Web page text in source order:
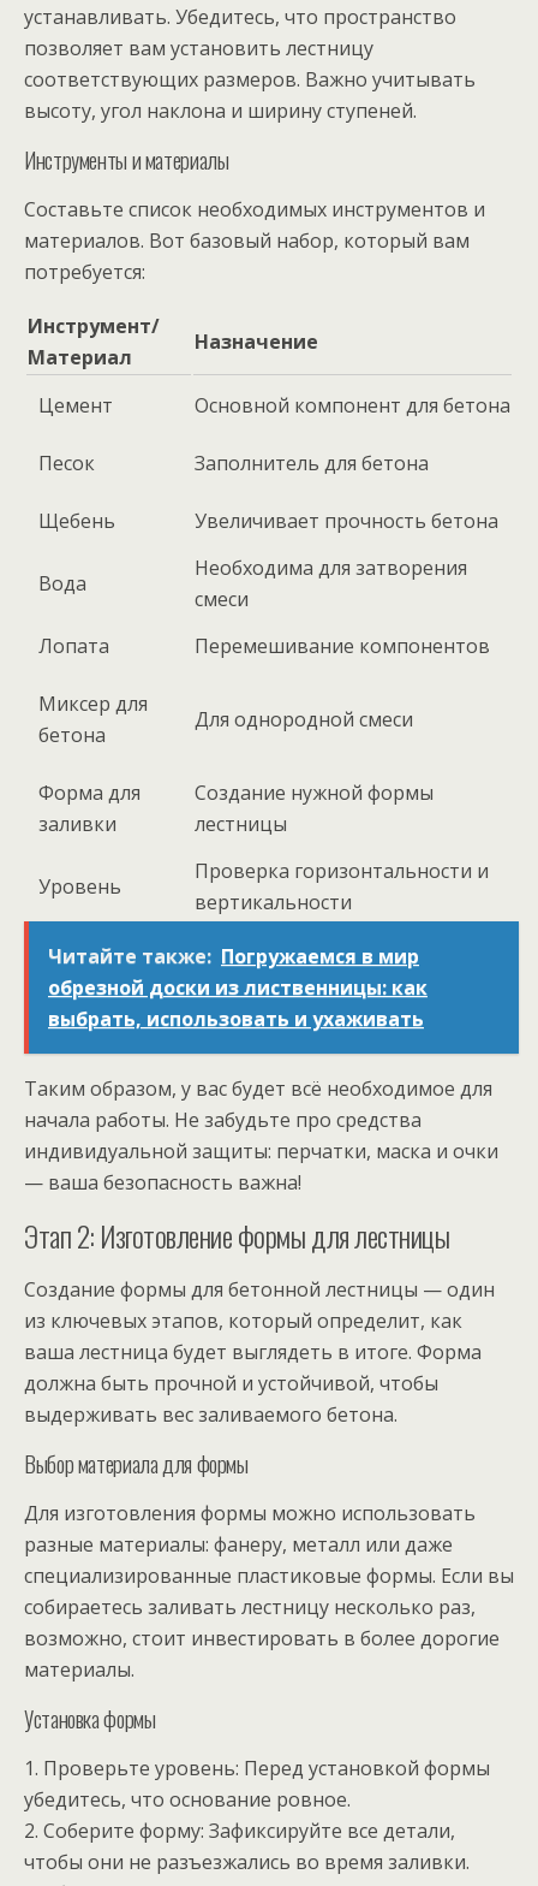
устанавливать. Убедитесь, что пространство
позволяет вам установить лестницу
соответствующих размеров. Важно учитывать
высоту, угол наклона и ширину ступеней.
Инструменты и материалы
Составьте список необходимых инструментов и
материалов. Вот базовый набор, который вам
потребуется:
Инструмент/
Материал
Назначение
Цемент Основной компонент для бетона
Песок Заполнитель для бетона
Щебень Увеличивает прочность бетона
Вода
Необходима для затворения
смеси
Лопата
Перемешивание компонентов
Миксер для
бетона
Для однородной смеси
Форма для
заливки
Создание нужной формы
лестницы
Уровень
Проверка горизонтальности и
вертикальности
Читайте также: Погружаемся в мир
обрезной доски из лиственницы: как
выбрать, использовать и ухаживать
Таким образом, у вас будет всё необходимое для
начала работы. Не забудьте про средства
индивидуальной защиты: перчатки, маска и очки
— ваша безопасность важна!
Этап 2: Изготовление формы для лестницы
Создание формы для бетонной лестницы — один
из ключевых этапов, который определит, как
ваша лестница будет выглядеть в итоге. Форма
должна быть прочной и устойчивой, чтобы
выдерживать вес заливаемого бетона.
Выбор материала для формы
Для изготовления формы можно использовать
разные материалы: фанеру, металл или даже
специализированные пластиковые формы. Если вы
собираетесь заливать лестницу несколько раз,
возможно, стоит инвестировать в более дорогие
материалы.
Установка формы
1. Проверьте уровень: Перед установкой формы
убедитесь, что основание ровное.
2. Соберите форму: Зафиксируйте все детали,
чтобы они не разъезжались во время заливки.